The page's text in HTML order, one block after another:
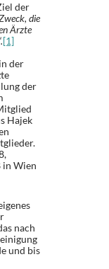
der
die
Ärzte
[1]
der
der
Hajek
in Wien
nach
und bis